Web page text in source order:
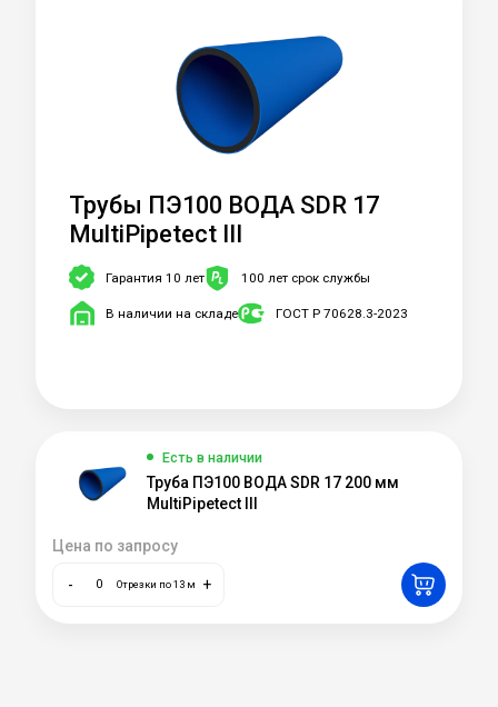
Трубы ПЭ100 ВОДА SDR 17
MultiPipetect III
Гарантия 10 лет 100 лет срок службы
В наличии на складе ГОСТ Р 70628.3-2023
Есть в наличии
Труба ПЭ100 ВОДА SDR 17 200 мм
MultiPipetect III
Цена по запросу
- Отрезки по 13 м +